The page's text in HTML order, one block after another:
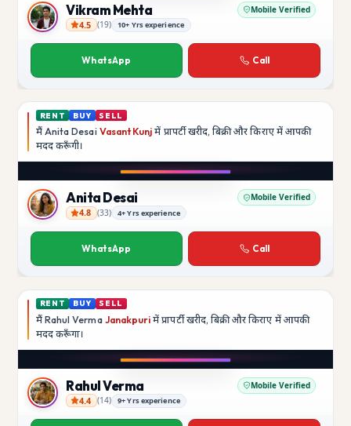
Vikram Mehta
Vikram Mehta Mobile Verified
4.5 (19) 10+ Yrs experience
WhatsApp Call
RENT BUY SELL
मैं Anita Desai Vasant Kunj में प्रापर्टी खरीद, बिक्री और किराए में आपकी
मददकरूँगी।
Anita Desai
Anita Desai Mobile Verified
4.8 (33) 4+ Yrs experience
WhatsApp Call
RENT BUY SELL
मैं Rahul Verma Janakpuri में प्रापर्टी खरीद, बिक्री और किराए में आपकी
मददकरूँगा।
Rahul Verma
Rahul Verma Mobile Verified
4.4 (14) 9+ Yrs experience